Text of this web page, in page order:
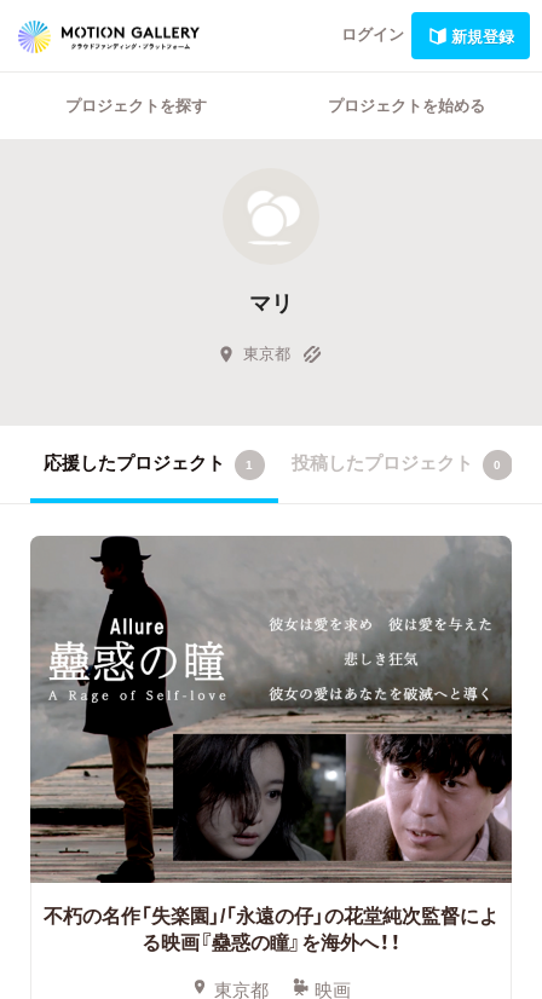
ログイン 新規登録
プロジェクトを探す プロジェクトを始める
マリ
東京都
応援したプロジェクト 1 投稿したプロジェクト 0
不朽の名作「失楽園」/「永遠の仔」の花堂純次監督によ
る映画『蠱惑の瞳』を海外へ！！
東京都 映画